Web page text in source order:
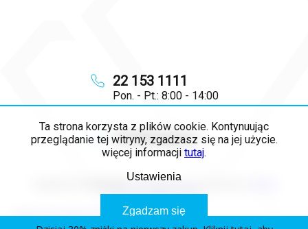
Ta strona korzysta z plików cookie. Kontynuując
przeglądanie tej witryny, zgadzasz się na jej użycie.
więcej informacji tutaj.
Ustawienia
Zgadzam się
info@ majya.pl
22 153 1111
Pon. - Pt.: 8:00 - 14:00
Opracował Shoptet Premium
ustawienia plików cookie